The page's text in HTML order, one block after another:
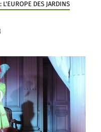
L'EUROPE DES JARDINS